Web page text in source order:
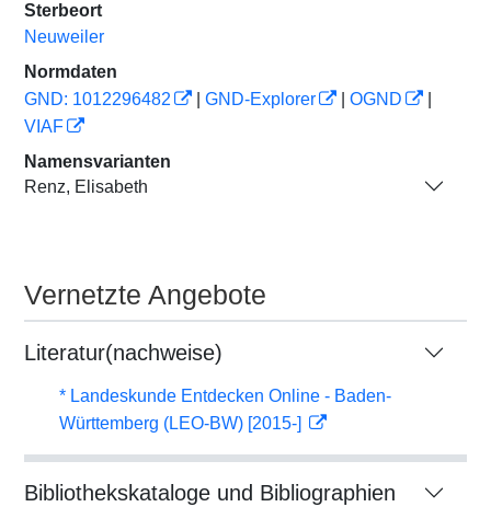
Sterbeort
Neuweiler
Normdaten
GND: 1012296482
GND-Explorer OGND
VIAF
Namensvarianten
Renz, Elisabeth
Vernetzte Angebote
Literatur(nachweise)
* Landeskunde Entdecken Online - Baden-
Württemberg (LEO-BW) [2015-]
Bibliothekskataloge und Bibliographien